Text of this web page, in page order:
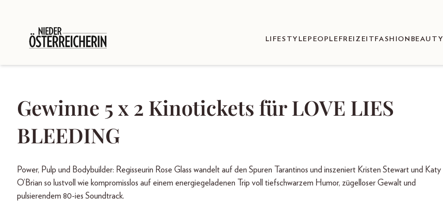
LIFESTYLE PEOPLE FREIZEIT FASHION BEAUTY
Gewinne 5 x 2 Kinotickets für LOVE LIES
BLEEDING
Power, Pulp und Bodybuilder: Regisseurin Rose Glass wandelt auf den Spuren Tarantinos und inszeniert Kristen Stewart und Katy
O’Brian so lustvoll wie kompromisslos auf einem energiegeladenen Trip voll tiefschwarzem Humor, zügelloser Gewalt und
pulsierendem 80-ies Soundtrack.